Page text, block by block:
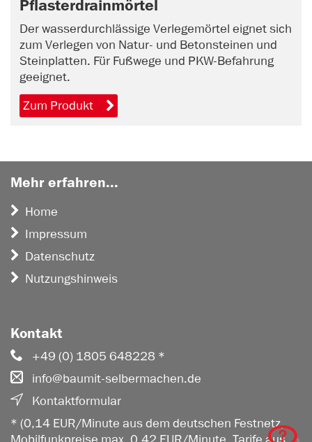
Pflasterdrainmörtel
Der wasserdurchlässige Verlegemörtel eignet sich
zum Verlegen von Natur- und Betonsteinen und
Steinplatten. Für Fußwege und PKW-Befahrung
geeignet.
Zum Produkt
Mehr erfahren...
Home
Impressum
Datenschutz
Nutzungshinweis
Kontakt
+49 (0) 1805 648228 *
info@baumit-selbermachen.de
Kontaktformular
* (0,14 EUR/Minute aus dem deutschen Festnetz,